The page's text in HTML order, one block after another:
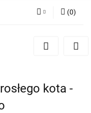
(0)
kota -